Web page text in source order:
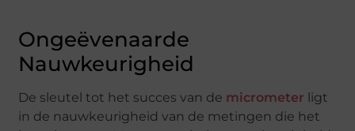
Ongeëvenaarde
Nauwkeurigheid
De sleutel tot het succes van de micrometer ligt
in de nauwkeurigheid van de metingen die het